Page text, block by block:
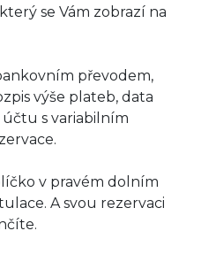
se Vám zobrazí na
převodem,
výše plateb, data
účtu s variabilním
v pravém dolním
A svou rezervaci